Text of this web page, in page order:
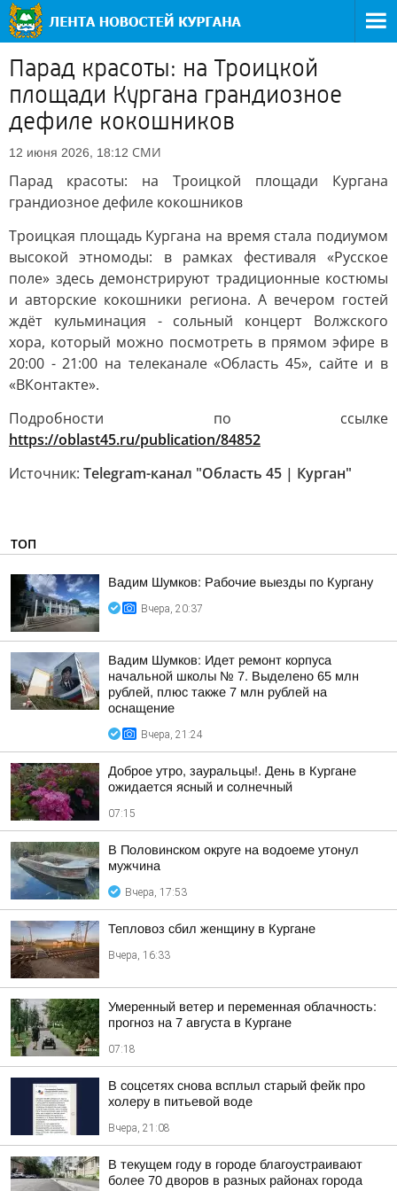
Парад красоты: на Троицкой
площади Кургана грандиозное
дефиле кокошников
12 июня 2026, 18:12 СМИ
Парад красоты: на Троицкой площади Кургана
грандиозное дефиле кокошников
Троицкая площадь Кургана на время стала подиумом
высокой этномоды: в рамках фестиваля «Русское
поле» здесь демонстрируют традиционные костюмы
и авторские кокошники региона. А вечером гостей
ждёт кульминация - сольный концерт Волжского
хора, который можно посмотреть в прямом эфире в
20:00 - 21:00 на телеканале «Область 45», сайте и в
«ВКонтакте».
Подробности по ссылке
https://oblast45.ru/publication/84852
Источник: Telegram-канал "Область 45 | Курган"
ТОП
Вадим Шумков: Рабочие выезды по Кургану
Вчера, 20:37
Вадим Шумков: Идет ремонт корпуса
начальной школы № 7. Выделено 65 млн
рублей, плюс также 7 млн рублей на
оснащение
Вчера, 21:24
Доброе утро, зауральцы!. День в Кургане
ожидается ясный и солнечный
07:15
В Половинском округе на водоеме утонул
мужчина
Вчера, 17:53
Тепловоз сбил женщину в Кургане
Вчера, 16:33
Умеренный ветер и переменная облачность:
прогноз на 7 августа в Кургане
07:18
В соцсетях снова всплыл старый фейк про
холеру в питьевой воде
Вчера, 21:08
В текущем году в городе благоустраивают
более 70 дворов в разных районах города